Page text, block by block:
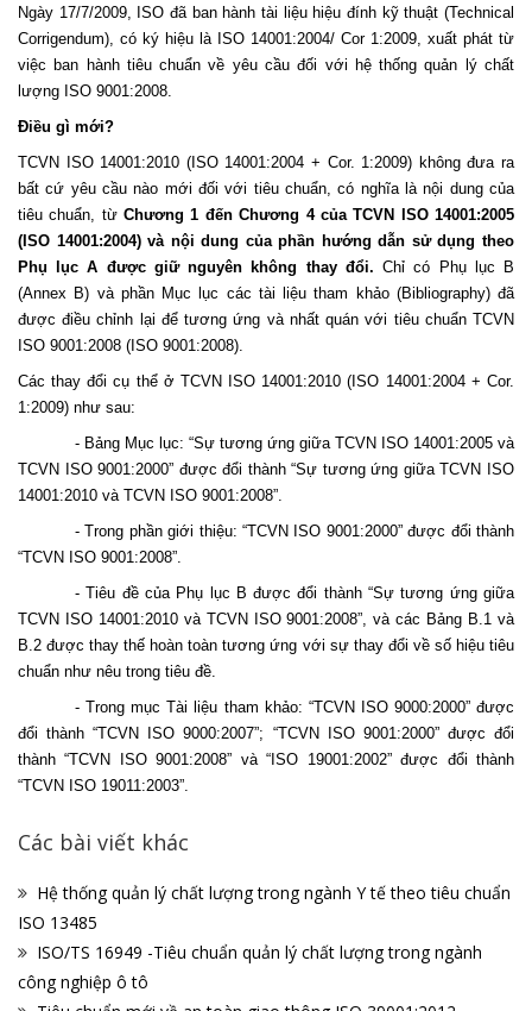
Ngày 17/7/2009, ISO đã ban hành tài liệu hiệu đính kỹ thuật (Technical
Corrigendum), có ký hiệu là ISO 14001:2004/ Cor 1:2009, xuất phát từ
việc ban hành tiêu chuẩn về yêu cầu đối với hệ thống quản lý chất
lượng ISO 9001:2008.
Điều gì mới?
TCVN ISO 14001:2010 (ISO 14001:2004 + Cor. 1:2009) không đưa ra
bất cứ yêu cầu nào mới đối với tiêu chuẩn, có nghĩa là nội dung của
tiêu chuẩn, từChương 1 đến Chương 4 của TCVN ISO 14001:2005
(ISO 14001:2004) và nội dung của phần hướng dẫn sử dụng theo
Phụ lục A được giữ nguyên không thay đổi. Chỉ có Phụ lục B
(Annex B) và phần Mục lục các tài liệu tham khảo (Bibliography) đã
được điều chỉnh lại để tương ứng và nhất quán với tiêu chuẩn TCVN
ISO 9001:2008 (ISO 9001:2008).
Các thay đổi cụ thể ở TCVN ISO 14001:2010 (ISO 14001:2004 + Cor.
1:2009) như sau:
- Bảng Mục lục: “Sự tương ứng giữa TCVN ISO 14001:2005 và
TCVN ISO 9001:2000” được đổi thành “Sự tương ứng giữa TCVN ISO
14001:2010 và TCVN ISO 9001:2008”.
- Trong phần giới thiệu: “TCVN ISO 9001:2000” được đổi thành
“TCVN ISO 9001:2008”.
- Tiêu đề của Phụ lục B được đổi thành “Sự tương ứng giữa
TCVN ISO 14001:2010 và TCVN ISO 9001:2008”, và các Bảng B.1 và
B.2 được thay thế hoàn toàn tương ứng với sự thay đổi về số hiệu tiêu
chuẩn như nêu trong tiêu đề.
- Trong mục Tài liệu tham khảo: “TCVN ISO 9000:2000” được
đổi thành “TCVN ISO 9000:2007”; “TCVN ISO 9001:2000” được đổi
thành “TCVN ISO 9001:2008” và “ISO 19001:2002” được đổi thành
“TCVN ISO 19011:2003”.
Các bài viết khác
Hệ thống quản lý chất lượng trong ngành Y tế theo tiêu chuẩn
ISO 13485
ISO/TS 16949 -Tiêu chuẩn quản lý chất lượng trong ngành
công nghiệp ô tô